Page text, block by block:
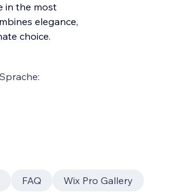
in the most
elegance,
choice.
FAQ Wix Pro Gallery